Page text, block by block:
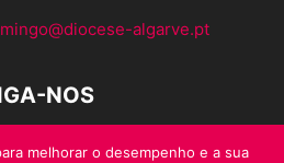
algarve.pt
NOS
melhorar o desempenho e a sua